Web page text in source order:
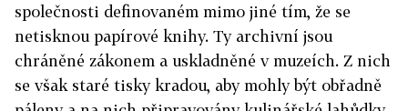
společnosti definovaném mimo jiné tím, že se
netisknou papírové knihy. Ty archivní jsou
chráněné zákonem a uskladněné v muzeích. Z nich
se však staré tisky kradou, aby mohly být obřadně